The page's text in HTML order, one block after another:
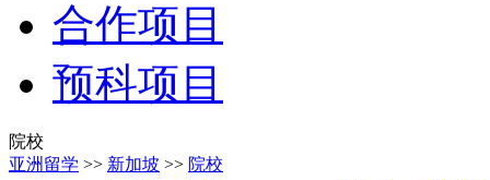
合作项目
预科项目
院校
亚洲留学 >> 新加坡 >> 院校